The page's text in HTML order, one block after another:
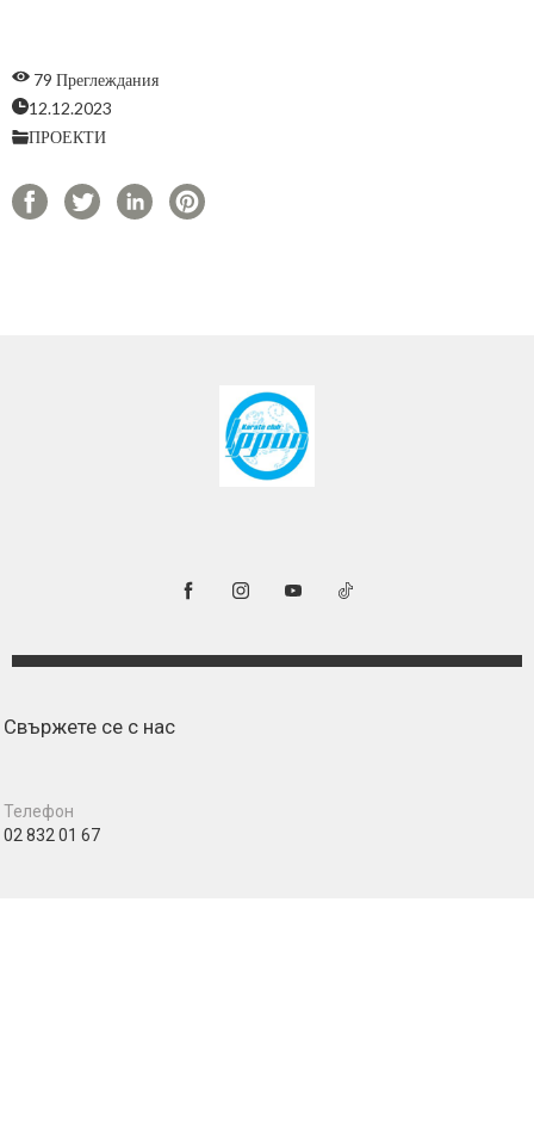
79 Преглеждания
12.12.2023
ПРОЕКТИ
Свържете се с нас
Телефон
02 832 01 67